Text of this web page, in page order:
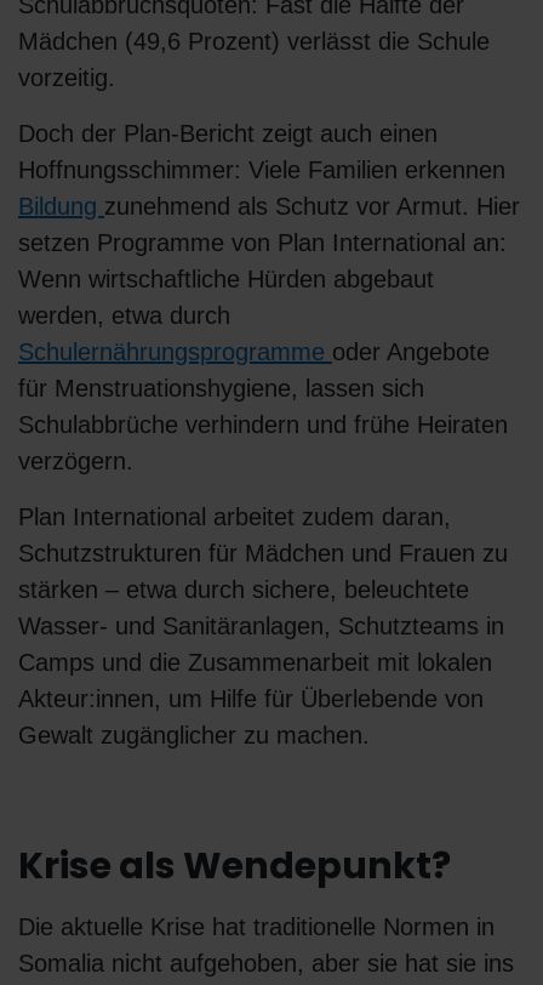
Schulabbruchsquoten: Fast die Hälfte der
Mädchen (49,6 Prozent) verlässt die Schule
vorzeitig.
Doch der Plan-Bericht zeigt auch einen
Hoffnungsschimmer: Viele Familien erkennen
Bildung zunehmend als Schutz vor Armut. Hier
setzen Programme von Plan International an:
Wenn wirtschaftliche Hürden abgebaut
werden, etwa durch
Schulernährungsprogramme oder Angebote
für Menstruationshygiene, lassen sich
Schulabbrüche verhindern und frühe Heiraten
verzögern.
Plan International arbeitet zudem daran,
Schutzstrukturen für Mädchen und Frauen zu
stärken – etwa durch sichere, beleuchtete
Wasser- und Sanitäranlagen, Schutzteams in
Camps und die Zusammenarbeit mit lokalen
Akteur:innen, um Hilfe für Überlebende von
Gewalt zugänglicher zu machen.
Krise als Wendepunkt?
Die aktuelle Krise hat traditionelle Normen in
Somalia nicht aufgehoben, aber sie hat sie ins